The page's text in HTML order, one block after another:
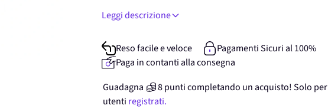
Leggi descrizione
Reso facile e veloce
Pagamenti Sicuri al 100%
Paga in contanti alla consegna
Guadagna
8punticompletando un acquisto! Solo per
utenti registrati.